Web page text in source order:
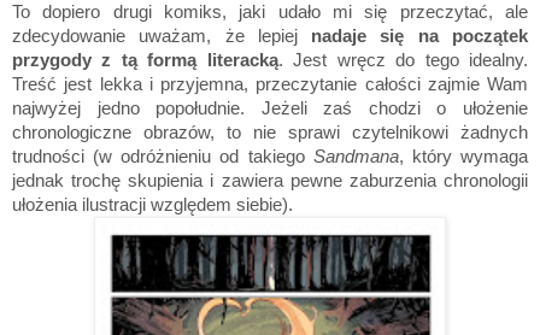
To dopiero drugi komiks, jaki udało mi się przeczytać, ale
zdecydowanie uważam, że lepiej nadaje się na początek
przygody z tą formą literacką. Jest wręcz do tego idealny.
Treść jest lekka i przyjemna, przeczytanie całości zajmie Wam
najwyżej jedno popołudnie. Jeżeli zaś chodzi o ułożenie
chronologiczne obrazów, to nie sprawi czytelnikowi żadnych
trudności (w odróżnieniu od takiego Sandmana, który wymaga
jednak trochę skupienia i zawiera pewne zaburzenia chronologii
ułożenia ilustracji względem siebie).